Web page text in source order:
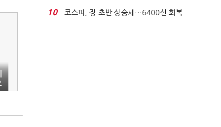
관세…"미 산업 재건"...
10
코스피, 장 초반 상승세…6400선 회복